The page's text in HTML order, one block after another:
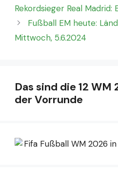
Rekordsieger Real
Fußball EM heute:
Mittwoch, 5.6.2024
Das sind die 12
der Vorrunde